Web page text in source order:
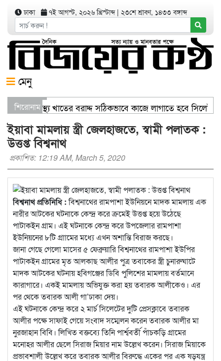
ঢাকা ৭ই আগস্ট, ২০২৬ খ্রিস্টাব্দ| ২৩শে শ্রাবণ, ১৪৩৩ বঙ্গাব্দ
মেনু
শিরোনামস্বাস্থ্য খাতের বরাদ্দ সঠিকভাবে কাজে লাগাতে হবে
যার যেখানে খালি জায়গা আছে, গাছ লাগান — আব্দুল কাইয়ুম
ইয়াবা মামলায় স্ত্রী জেলহাজতে, স্বামী পলাতক :
উত্তপ্ত বিশ্বনাথ
প্রকাশিত: 12:19 AM, March 5, 2020
বিশ্বনাথ প্রতিনিধি :বিশ্বনাথের রামপাশা ইউনিয়নে মাদক মামলায় এক
নারীর আটকের ঘটনাকে কেন্দ্র করে ক্রমেই উত্তপ্ত হয়ে উঠেছে
পাটাকইন গ্রাম। এই ঘটনাকে কেন্দ্র করে উপজেলার রামপাশা
ইউনিয়নের ৮টি গ্রাামের মধ্যে এখন অশান্তি বিরাজ করছে।
জানা গেছে গেলো মাসের ৫ ফেব্রুয়ারি বিশ্বনাথের রামপাশা ইউপির
পাটাকইন গ্রামের মৃত আলকাছ আলীর পুত্র তবাকের স্ত্রী চুনারুঘাটে
মাদক আটকের ঘটনায় হবিগঞ্জের ডিবি পুলিশের মামলায় বর্তমানে
কারাগারে। একই মামলায় অভিযুক্ত করা হয় তবারক আলীকেও। এর
পর থেকে তবারক আলী গা’ঢাকা দেয়।
এই ঘটনাকে কেন্দ্র করে ২ মার্চ সিলেটের দুটি প্রেসক্লাবে তবারক
আলীর পক্ষে সাফাই গেয়ে সংবাদ সম্মেলন করেন তবারক আলীর মা
নুরজাহান বিবি। লিখিত বক্তব্যে তিনি পার্শ্ববর্তী পাঁচকড়ি গ্রামের
মনোহর আলীর ছেলে সিরাজ মিয়ার নাম উল্লেখ করেন। সিরাজ মিয়াকে
প্রভাবশালী উল্লেখ করে তবারক আলীর বিরুদ্ধে একের পর এক ষড়যন্ত্র